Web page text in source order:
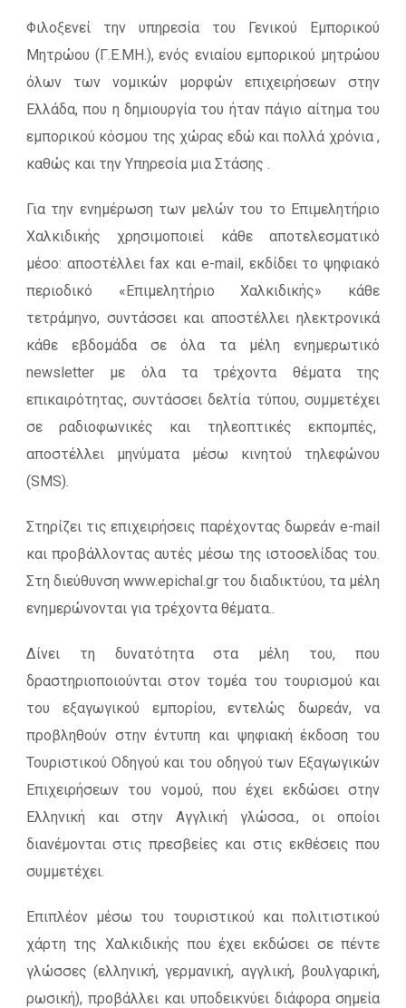
Φιλοξενεί την υπηρεσία του Γενικού Εμπορικού
Μητρώου (Γ.Ε.ΜΗ.), ενός ενιαίου εμπορικού μητρώου
όλων των νομικών μορφών επιχειρήσεων στην
Ελλάδα, που η δημιουργία του ήταν πάγιο αίτημα του
εμπορικού κόσμου της χώρας εδώ και πολλά χρόνια ,
καθώς και την Υπηρεσία μια Στάσης .
Για την ενημέρωση των μελών του το Επιμελητήριο
Χαλκιδικής χρησιμοποιεί κάθε αποτελεσματικό
μέσο: αποστέλλει fax και e-mail, εκδίδει το ψηφιακό
περιοδικό «Επιμελητήριο Χαλκιδικής» κάθε
τετράμηνο, συντάσσει και αποστέλλει ηλεκτρονικά
κάθε εβδομάδα σε όλα τα μέλη ενημερωτικό
newsletter με όλα τα τρέχοντα θέματα της
επικαιρότητας, συντάσσει δελτία τύπου, συμμετέχει
σε ραδιοφωνικές και τηλεοπτικές εκπομπές,
αποστέλλει μηνύματα μέσω κινητού τηλεφώνου
(SMS).
Στηρίζει τις επιχειρήσεις παρέχοντας δωρεάν e-mail
και προβάλλοντας αυτές μέσω της ιστοσελίδας του.
Στη διεύθυνση www.epichal.gr του διαδικτύου, τα μέλη
ενημερώνονται για τρέχοντα θέματα..
Δίνει τη δυνατότητα στα μέλη του, που
δραστηριοποιούνται στον τομέα του τουρισμού και
του εξαγωγικού εμπορίου, εντελώς δωρεάν, να
προβληθούν στην έντυπη και ψηφιακή έκδοση του
Τουριστικού Οδηγού και του οδηγού των Εξαγωγικών
Επιχειρήσεων του νομού, που έχει εκδώσει στην
Ελληνική και στην Αγγλική γλώσσα., οι οποίοι
διανέμονται στις πρεσβείες και στις εκθέσεις που
συμμετέχει.
Επιπλέον μέσω του τουριστικού και πολιτιστικού
χάρτη της Χαλκιδικής που έχει εκδώσει σε πέντε
γλώσσες (ελληνική, γερμανική, αγγλική, βουλγαρική,
ρωσική), προβάλλει και υποδεικνύει διάφορα σημεία